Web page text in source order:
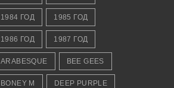
1984 ГОД 1985 ГОД
1986 ГОД 1987 ГОД
ARABESQUE BEE GEES
BONEY M DEEP PURPLE